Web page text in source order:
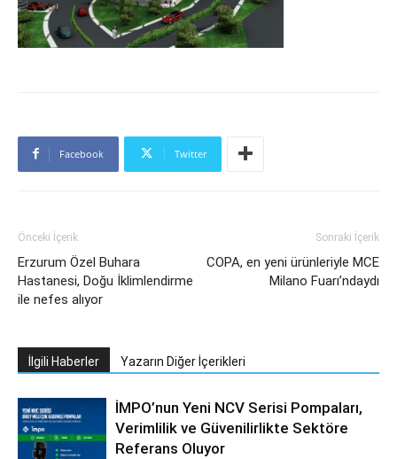
Facebook Twitter
Önceki İçerik
Erzurum Özel Buhara
Hastanesi, Doğu İklimlendirme
ile nefes alıyor
Sonraki İçerik
COPA, en yeni ürünleriyle MCE
Milano Fuarı’ndaydı
İlgili Haberler Yazarın Diğer İçerikleri
İMPO’nun Yeni NCV Serisi Pompaları,
Verimlilik ve Güvenilirlikte Sektöre
Referans Oluyor